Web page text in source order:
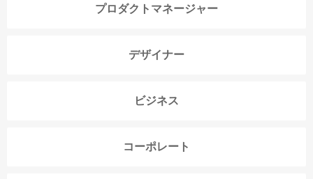
プロダクトマネージャー
デザイナー
ビジネス
コーポレート